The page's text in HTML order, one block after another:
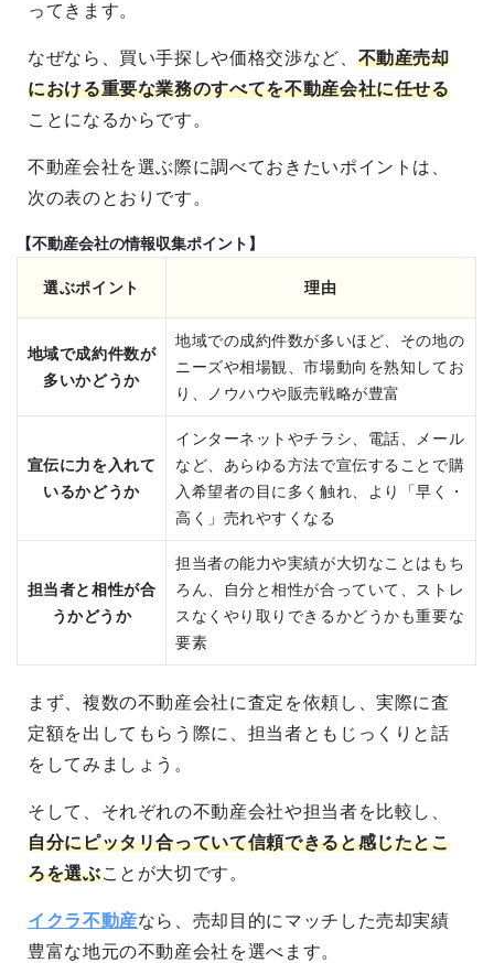
ってきます。
なぜなら、買い手探しや価格交渉など、 不動産売却
における重要な業務のすべてを不動産会社に任せる
ことになるからです。
不動産会社を選ぶ際に調べておきたいポイントは、
次の表のとおりです。
【不動産会社の情報収集ポイント】
選ぶポイント 理由
地域で成約件数が
多いかどうか
地域での成約件数が多いほど、その地の
ニーズや相場観、市場動向を熟知してお
り、ノウハウや販売戦略が豊富
宣伝に力を入れて
いるかどうか
インターネットやチラシ、電話、メール
など、あらゆる方法で宣伝することで購
入希望者の目に多く触れ、より「早く・
高く」売れやすくなる
担当者と相性が合
うかどうか
担当者の能力や実績が大切なことはもち
ろん、自分と相性が合っていて、ストレ
スなくやり取りできるかどうかも重要な
要素
まず、複数の不動産会社に査定を依頼し、実際に査
定額を出してもらう際に、担当者ともじっくりと話
をしてみましょう。
そして、 それぞれの不動産会社や担当者を比較し、
自分にピッタリ合っていて信頼できると感じたとこ
ろを選ぶこと が大切です。
イクラ不動産なら、売却目的にマッチした売却実績
豊富な地元の不動産会社を選べます。